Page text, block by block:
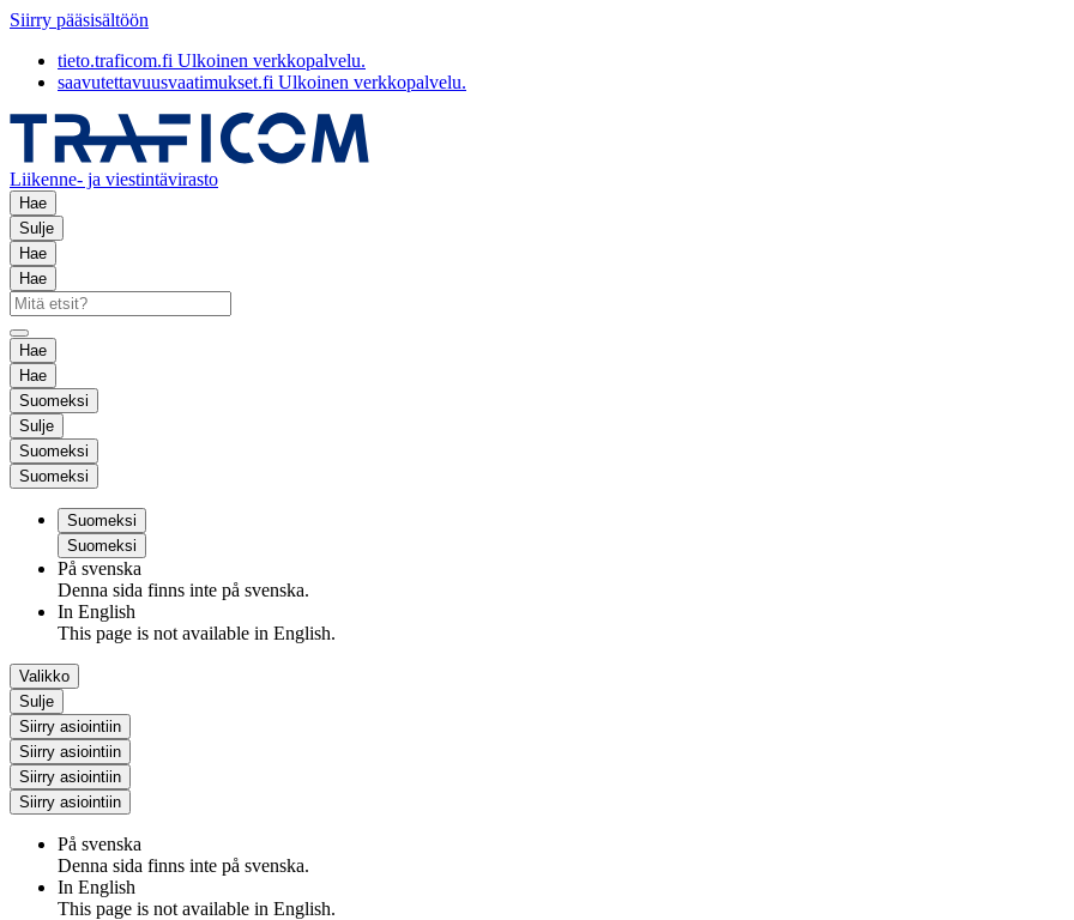
Siirry pääsisältöön
tieto.traficom.fi Ulkoinen verkkopalvelu.
saavutettavuusvaatimukset.fi Ulkoinen verkkopalvelu.
Liikenne- ja viestintävirasto
Hae
Sulje
Hae
Hae
Hae
Hae
Suomeksi
Sulje
Suomeksi
Suomeksi
Suomeksi
Suomeksi
På svenska
Denna sida finns inte på svenska.
In English
This page is not available in English.
Valikko
Sulje
Siirry asiointiin
Siirry asiointiin
Siirry asiointiin
Siirry asiointiin
På svenska
Denna sida finns inte på svenska.
In English
This page is not available in English.